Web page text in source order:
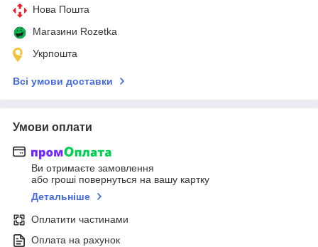
Нова Пошта
Магазини Rozetka
Укрпошта
Всі умови доставки
Умови оплати
Ви отримаєте замовлення
або гроші повернуться на вашу картку
Детальніше
Оплатити частинами
Оплата на рахунок